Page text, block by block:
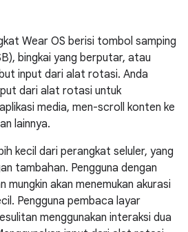
Wear OS berisi tombol samping
bingkai yang berputar, atau
input dari alat rotasi. Anda
dari alat rotasi untuk
media, men-scroll konten ke
lainnya.
kecil dari perangkat seluler, yang
tambahan. Pengguna dengan
akan menemukan akurasi
Pengguna pembaca layar
menggunakan interaksi dua